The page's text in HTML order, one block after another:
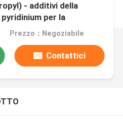
- additivi della
per la
nichel
Prezzo：Negoziabile
Contattici